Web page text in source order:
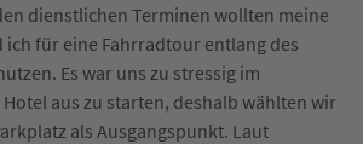
dienstlichen Terminen wollten meine
ich für eine Fahrradtour entlang des
Es war uns zu stressig im
aus zu starten, deshalb wählten wir
als Ausgangspunkt. Laut